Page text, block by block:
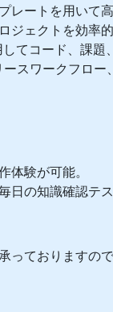
レートを用いて
ェクトを効率的
コード、課題
スワークフロー
験が可能。
の知識確認テス
ておりますの